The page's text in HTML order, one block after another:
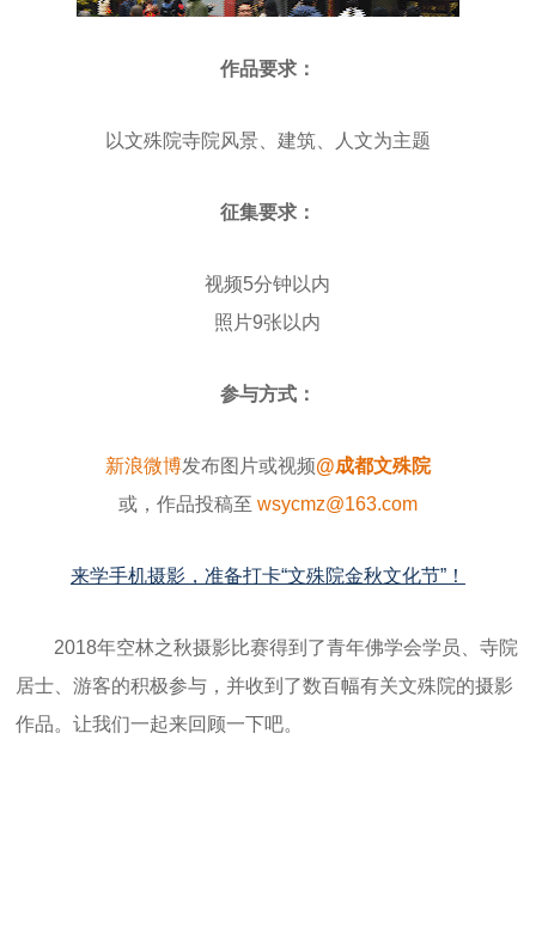
作品要求：
以文殊院寺院风景、建筑、人文为主题
征集要求：
视频5分钟以内
照片9张以内
参与方式：
新浪微博发布图片或视频@成都文殊院
或，作品投稿至 wsycmz@163.com
来学手机摄影，准备打卡“文殊院金秋文化节”！
2018年空林之秋摄影比赛得到了青年佛学会学员、寺院
居士、游客的积极参与，并收到了数百幅有关文殊院的摄影
作品。让我们一起来回顾一下吧。